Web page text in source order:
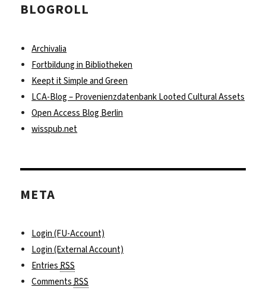
BLOGROLL
Archivalia
Fortbildung in Bibliotheken
Keept it Simple and Green
LCA-Blog – Provenienzdatenbank Looted Cultural Assets
Open Access Blog Berlin
wisspub.net
META
Login (FU-Account)
Login (External Account)
EntriesRSS
CommentsRSS